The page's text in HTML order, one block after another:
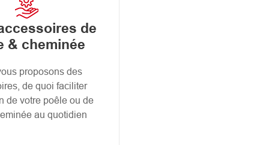
de
& cheminée
proposons des
de quoi faciliter
de votre poêle ou de
au quotidien